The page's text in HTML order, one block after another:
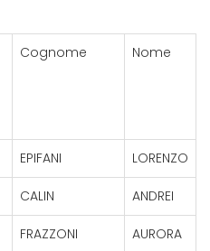
Cognome Nome
EPIFANI LORENZO
CALIN ANDREI
FRAZZONI AURORA